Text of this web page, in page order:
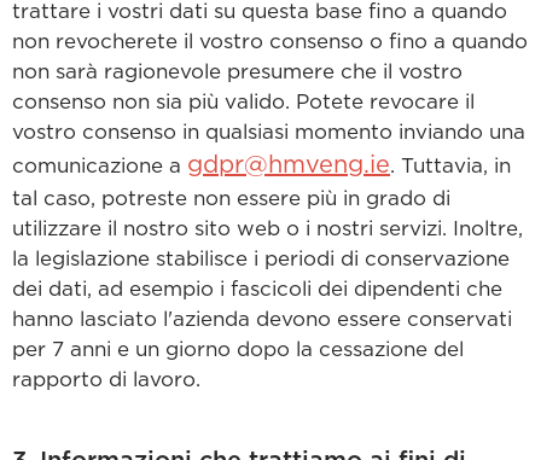
trattare i vostri dati su questa base fino a quando
non revocherete il vostro consenso o fino a quando
non sarà ragionevole presumere che il vostro
consenso non sia più valido. Potete revocare il
vostro consenso in qualsiasi momento inviando una
comunicazione a gdpr@hmveng.ie. Tuttavia, in
tal caso, potreste non essere più in grado di
utilizzare il nostro sito web o i nostri servizi. Inoltre,
la legislazione stabilisce i periodi di conservazione
dei dati, ad esempio i fascicoli dei dipendenti che
hanno lasciato l'azienda devono essere conservati
per 7 anni e un giorno dopo la cessazione del
rapporto di lavoro.